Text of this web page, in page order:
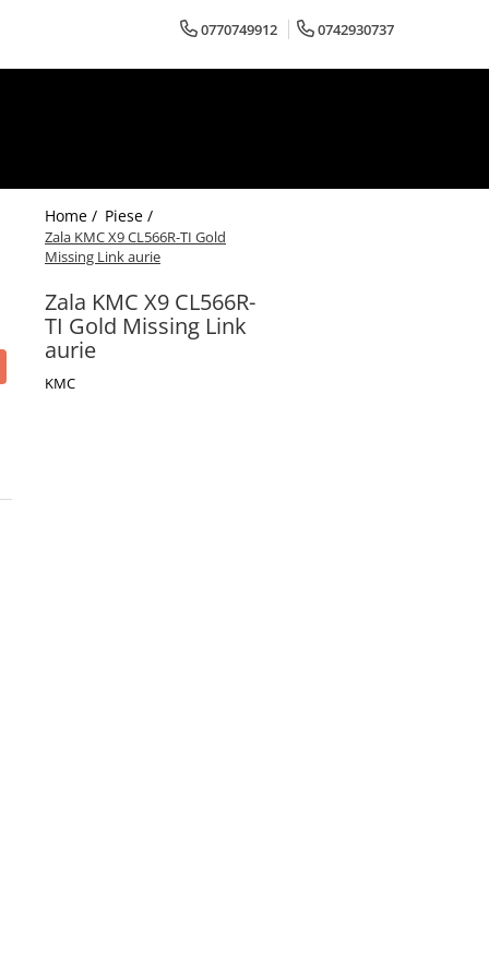
0770749912 0742930737
Home / Piese /
Zala KMC X9 CL566R-TI Gold
Missing Link aurie
Zala KMC X9 CL566R-
TI Gold Missing Link
aurie
KMC